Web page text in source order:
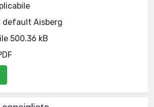
default Aisberg
500.36 kB